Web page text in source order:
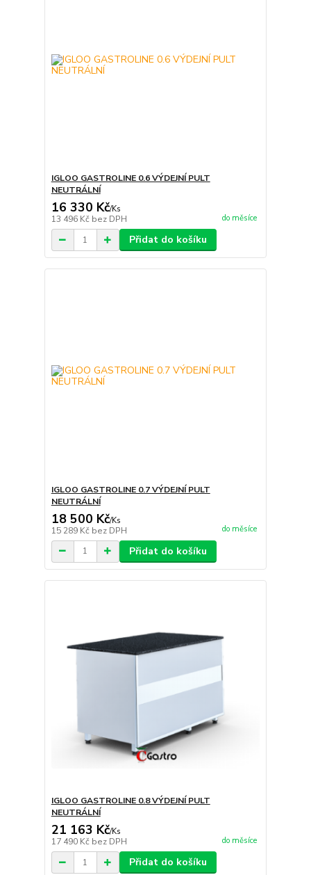
IGLOO GASTROLINE 0.6 VÝDEJNÍ PULT
NEUTRÁLNÍ
16 330 Kč/Ks
13 496 Kč bez DPH do měsíce
Přidat do košíku
IGLOO GASTROLINE 0.7 VÝDEJNÍ PULT
NEUTRÁLNÍ
18 500 Kč/Ks
15 289 Kč bez DPH do měsíce
Přidat do košíku
IGLOO GASTROLINE 0.8 VÝDEJNÍ PULT
NEUTRÁLNÍ
21 163 Kč/Ks
17 490 Kč bez DPH do měsíce
Přidat do košíku